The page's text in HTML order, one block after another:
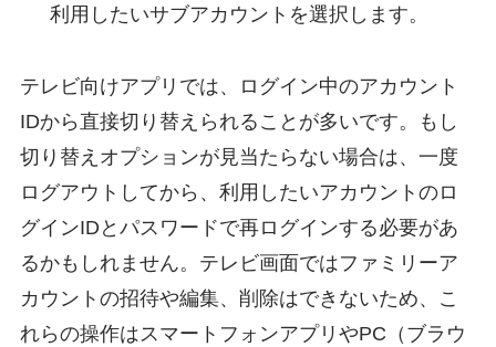
利用したいサブアカウントを選択します。
テレビ向けアプリでは、ログイン中のアカウント
IDから直接切り替えられることが多いです。もし
切り替えオプションが見当たらない場合は、一度
ログアウトしてから、利用したいアカウントのロ
グインIDとパスワードで再ログインする必要があ
るかもしれません。テレビ画面ではファミリーア
カウントの招待や編集、削除はできないため、こ
れらの操作はスマートフォンアプリやPC（ブラウ